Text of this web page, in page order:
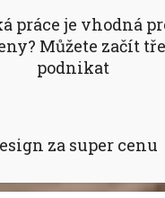
práce je vhodná
Můžete začít
podnikat
za super cenu